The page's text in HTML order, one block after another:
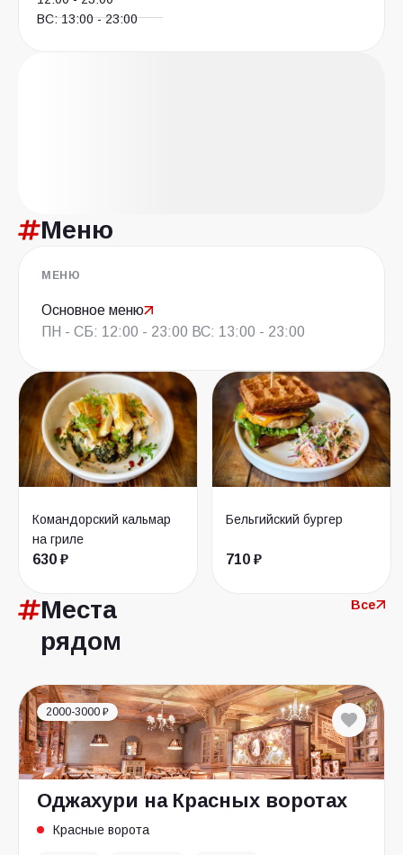
ВС: 13:00 - 23:00
Меню
МЕНЮ
Основное меню
ПН - СБ: 12:00 - 23:00 ВС: 13:00 - 23:00
Командорский кальмар
на гриле
630 ₽
Бельгийский бургер
710 ₽
Места
рядом
Все
2000-3000 ₽
Оджахури на Красных воротах
Красные ворота